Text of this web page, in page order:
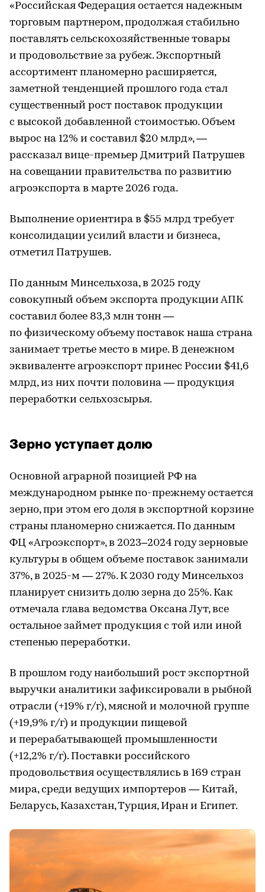
«Российская Федерация остается надежным
торговым партнером, продолжая стабильно
поставлять сельскохозяйственные товары
и продовольствие за рубеж. Экспортный
ассортимент планомерно расширяется,
заметной тенденцией прошлого года стал
существенный рост поставок продукции
с высокой добавленной стоимостью. Объем
вырос на 12% и составил $20 млрд», —
рассказал вице-премьер Дмитрий Патрушев
на совещании правительства по развитию
агроэкспорта в марте 2026 года.
Выполнение ориентира в $55 млрд требует
консолидации усилий власти и бизнеса,
отметил Патрушев.
По данным Минсельхоза, в 2025 году
совокупный объем экспорта продукции АПК
составил более 83,3 млн тонн —
по физическому объему поставок наша страна
занимает третье место в мире. В денежном
эквиваленте агроэкспорт принес России $41,6
млрд, из них почти половина — продукция
переработки сельхозсырья.
Зерно уступает долю
Основной аграрной позицией РФ на
международном рынке по-прежнему остается
зерно, при этом его доля в экспортной корзине
страны планомерно снижается. По данным
ФЦ «Агроэкспорт», в 2023–2024 году зерновые
культуры в общем объеме поставок занимали
37%, в 2025-м — 27%. К 2030 году Минсельхоз
планирует снизить долю зерна до 25%. Как
отмечала глава ведомства Оксана Лут, все
остальное займет продукция с той или иной
степенью переработки.
В прошлом году наибольший рост экспортной
выручки аналитики зафиксировали в рыбной
отрасли (+19% г/г), мясной и молочной группе
(+19,9% г/г) и продукции пищевой
и перерабатывающей промышленности
(+12,2% г/г). Поставки российского
продовольствия осуществлялись в 169 стран
мира, среди ведущих импортеров — Китай,
Беларусь, Казахстан, Турция, Иран и Египет.